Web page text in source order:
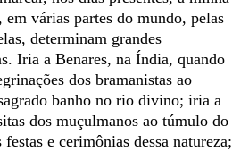
em várias partes do mundo, pelas
determinam grandes
Iria a Benares, na Índia, quando
dos bramanistas ao
banho no rio divino; iria a
dos muçulmanos ao túmulo do
e cerimônias dessa natureza;